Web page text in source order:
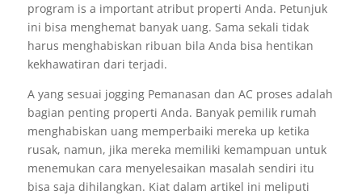
program is a important atribut properti Anda. Petunjuk
ini bisa menghemat banyak uang. Sama sekali tidak
harus menghabiskan ribuan bila Anda bisa hentikan
kekhawatiran dari terjadi.
A yang sesuai jogging Pemanasan dan AC proses adalah
bagian penting properti Anda. Banyak pemilik rumah
menghabiskan uang memperbaiki mereka up ketika
rusak, namun, jika mereka memiliki kemampuan untuk
menemukan cara menyelesaikan masalah sendiri itu
bisa saja dihilangkan. Kiat dalam artikel ini meliputi